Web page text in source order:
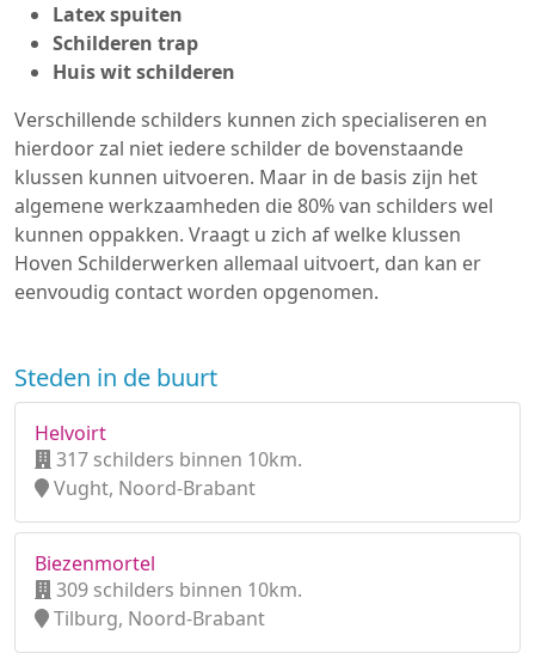
Latex spuiten
Schilderen trap
Huis wit schilderen
Verschillende schilders kunnen zich specialiseren en
hierdoor zal niet iedere schilder de bovenstaande
klussen kunnen uitvoeren. Maar in de basis zijn het
algemene werkzaamheden die 80% van schilders wel
kunnen oppakken. Vraagt u zich af welke klussen
Hoven Schilderwerken allemaal uitvoert, dan kan er
eenvoudig contact worden opgenomen.
Steden in de buurt
Helvoirt
317 schilders binnen 10km.
Vught, Noord-Brabant
Biezenmortel
309 schilders binnen 10km.
Tilburg, Noord-Brabant